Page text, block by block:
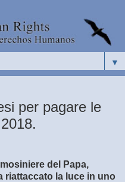
▼
per pagare le
del Papa,
riattaccato la luce in uno